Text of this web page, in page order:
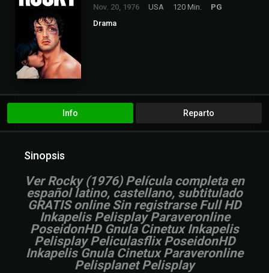
Nov. 20, 1976 USA 120 Min.
PG
Drama
Info Reparto
Sinopsis
Ver Rocky (1976) Película completa en
español latino, castellano, subtitulado
GRATIS online Sin registrarse Full HD
Inkapelis Pelisplay Paraveronline
PoseidonHD Gnula Cinetux Inkapelis
Pelisplay Peliculasflix PoseidonHD
Inkapelis Gnula Cinetux Paraveronline
Pelisplanet Pelisplay